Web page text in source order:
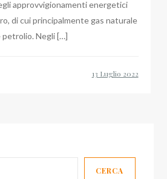
approvvigionamenti energetici
di cui principalmente gas naturale
petrolio. Negli […]
CERCA